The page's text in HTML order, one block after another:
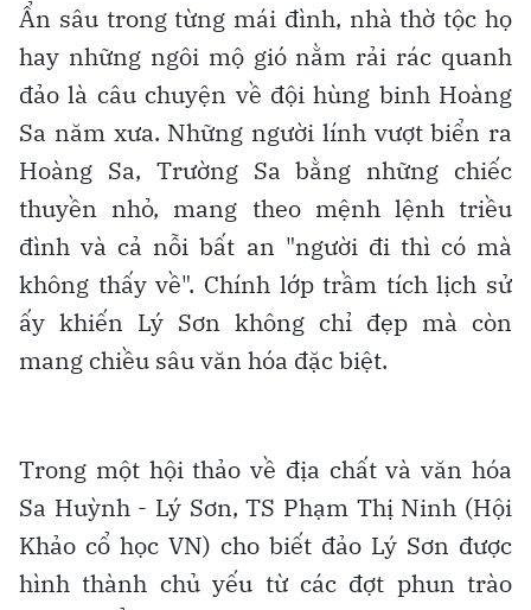
Ẩn sâu trong từng mái đình, nhà thờ tộc họ
hay những ngôi mộ gió nằm rải rác quanh
đảo là câu chuyện về đội hùng binh Hoàng
Sa năm xưa. Những người lính vượt biển ra
Hoàng Sa, Trường Sa bằng những chiếc
thuyền nhỏ, mang theo mệnh lệnh triều
đình và cả nỗi bất an "người đi thì có mà
không thấy về". Chính lớp trầm tích lịch sử
ấy khiến Lý Sơn không chỉ đẹp mà còn
mang chiều sâu văn hóa đặc biệt.
Trong một hội thảo về địa chất và văn hóa
Sa Huỳnh - Lý Sơn, TS Phạm Thị Ninh (Hội
Khảo cổ học VN) cho biết đảo Lý Sơn được
hình thành chủ yếu từ các đợt phun trào